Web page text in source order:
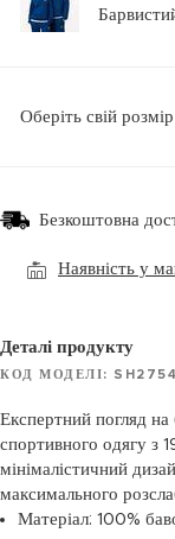
Оберіть свій розмір
Безкоштовна
Наявність у
Деталі продукту
КОД МОДЕЛІ:
Експертний погляд на
спортивного одягу з
мінімалістичний
максимального
Матеріал: 100%